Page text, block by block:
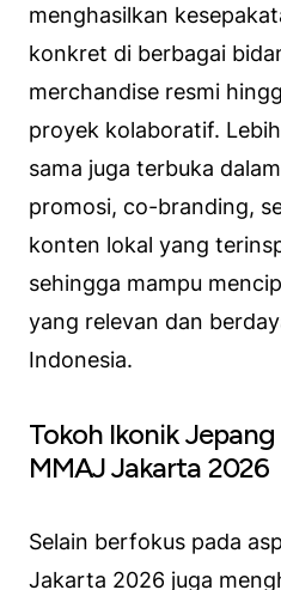
menghasilkan
konkret di berbagai
merchandise resmi
proyek kolaboratif.
sama juga terbuka
promosi, co-branding,
konten lokal yang
sehingga mampu
yang relevan dan
Indonesia.
Tokoh Ikonik
MMAJ Jakarta 2026
Selain berfokus pada
Jakarta 2026 juga